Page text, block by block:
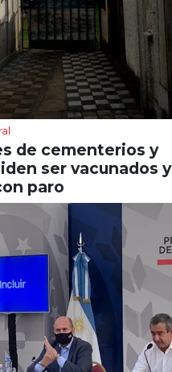
de cementerios y
ser vacunados y
paro